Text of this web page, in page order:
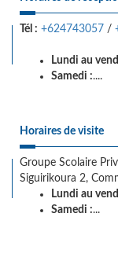
Tél : +624743057 /
Lundi au
Samedi :....
Horaires de visite
Groupe Scolaire
Siguirikoura 2,
Lundi au
Samedi :...